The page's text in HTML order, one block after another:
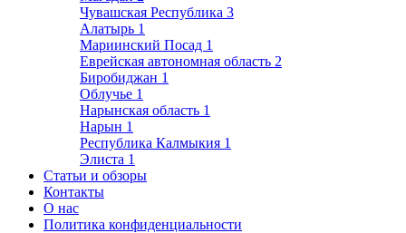
Чувашская Республика 3
Алатырь 1
Мариинский Посад 1
Еврейская автономная область 2
Биробиджан 1
Облучье 1
Нарынская область 1
Нарын 1
Республика Калмыкия 1
Элиста 1
Статьи и обзоры
Контакты
О нас
Политика конфиденциальности